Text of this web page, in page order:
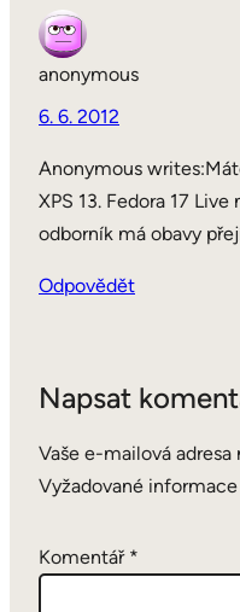
anonymous
6. 6. 2012
Anonymous
XPS 13. Fedora 17
odborník má obavy
Odpovědět
Napsat
Vaše e-mailová
Vyžadované
Komentář *